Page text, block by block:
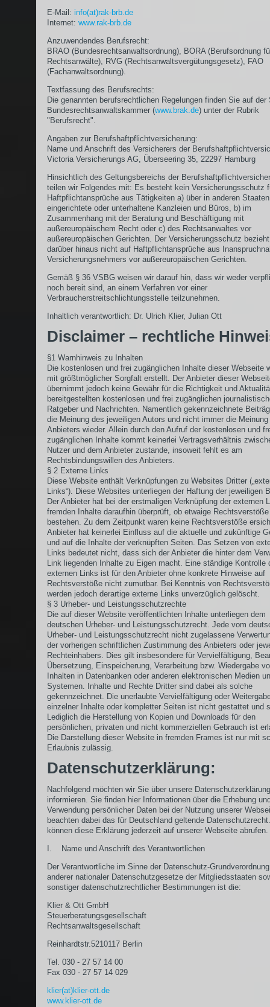
E-Mail: info(at)rak-brb.de
Internet: www.rak-brb.de
Anzuwendendes Berufsrecht:
BRAO (Bundesrechtsanwaltsordnung), BORA (Berufsordnung
Rechtsanwälte), RVG (Rechtsanwaltsvergütungsgesetz), FAO
(Fachanwaltsordnung).
Textfassung des Berufsrechts:
Die genannten berufsrechtlichen Regelungen finden Sie auf der
Bundesrechtsanwaltskammer (www.brak.de) unter der Rubrik
"Berufsrecht".
Angaben zur Berufshaftpflichtversicherung:
Name und Anschrift des Versicherers der
Victoria Versicherungs AG, Überseering 35, 22297 Hamburg
Hinsichtlich des Geltungsbereichs der
teilen wir Folgendes mit: Es besteht kein Versicherungsschutz
Haftpflichtansprüche aus Tätigkeiten a) über in anderen Staaten
eingerichtete oder unterhaltene Kanzleien und Büros, b) im
Zusammenhang mit der Beratung und Beschäftigung mit
außereuropäischem Recht oder c) des Rechtsanwaltes vor
außereuropäischen Gerichten. Der Versicherungsschutz
darüber hinaus nicht auf Haftpflichtansprüche aus
Versicherungsnehmers vor außereuropäischen Gerichten.
Gemäß § 36 VSBG weisen wir darauf hin, dass wir weder
noch bereit sind, an einem Verfahren vor einer
Verbraucherstreitschlichtungsstelle teilzunehmen.
Inhaltlich verantwortlich: Dr. Ulrich Klier, Julian Ott
Disclaimer – rechtliche
§1 Warnhinweis zu Inhalten
Die kostenlosen und frei zugänglichen Inhalte dieser Webseite
mit größtmöglicher Sorgfalt erstellt. Der Anbieter dieser
übernimmt jedoch keine Gewähr für die Richtigkeit und
bereitgestellten kostenlosen und frei zugänglichen
Ratgeber und Nachrichten. Namentlich gekennzeichnete
die Meinung des jeweiligen Autors und nicht immer die
Anbieters wieder. Allein durch den Aufruf der kostenlosen und
zugänglichen Inhalte kommt keinerlei Vertragsverhältnis
Nutzer und dem Anbieter zustande, insoweit fehlt es am
Rechtsbindungswillen des Anbieters.
§ 2 Externe Links
Diese Website enthält Verknüpfungen zu Websites Dritter
Links“). Diese Websites unterliegen der Haftung der jeweiligen
Der Anbieter hat bei der erstmaligen Verknüpfung der externen
fremden Inhalte daraufhin überprüft, ob etwaige Rechtsverstöße
bestehen. Zu dem Zeitpunkt waren keine Rechtsverstöße
Anbieter hat keinerlei Einfluss auf die aktuelle und zukünftige
und auf die Inhalte der verknüpften Seiten. Das Setzen von
Links bedeutet nicht, dass sich der Anbieter die hinter dem
Link liegenden Inhalte zu Eigen macht. Eine ständige Kontrolle
externen Links ist für den Anbieter ohne konkrete Hinweise auf
Rechtsverstöße nicht zumutbar. Bei Kenntnis von
werden jedoch derartige externe Links unverzüglich gelöscht.
§ 3 Urheber- und Leistungsschutzrechte
Die auf dieser Website veröffentlichten Inhalte unterliegen dem
deutschen Urheber- und Leistungsschutzrecht. Jede vom
Urheber- und Leistungsschutzrecht nicht zugelassene
der vorherigen schriftlichen Zustimmung des Anbieters oder
Rechteinhabers. Dies gilt insbesondere für Vervielfältigung,
Übersetzung, Einspeicherung, Verarbeitung bzw. Wiedergabe
Inhalten in Datenbanken oder anderen elektronischen Medien
Systemen. Inhalte und Rechte Dritter sind dabei als solche
gekennzeichnet. Die unerlaubte Vervielfältigung oder
einzelner Inhalte oder kompletter Seiten ist nicht gestattet und
Lediglich die Herstellung von Kopien und Downloads für den
persönlichen, privaten und nicht kommerziellen Gebrauch ist
Die Darstellung dieser Website in fremden Frames ist nur mit
Erlaubnis zulässig.
Datenschutzerklärung:
Nachfolgend möchten wir Sie über unsere Datenschutzerklärung
informieren. Sie finden hier Informationen über die Erhebung
Verwendung persönlicher Daten bei der Nutzung unserer
beachten dabei das für Deutschland geltende
können diese Erklärung jederzeit auf unserer Webseite abrufen.
I. Name und Anschrift des Verantwortlichen
Der Verantwortliche im Sinne der Datenschutz-
anderer nationaler Datenschutzgesetze der Mitgliedsstaaten
sonstiger datenschutzrechtlicher Bestimmungen ist die:
Klier & Ott GmbH
Steuerberatungsgesellschaft
Rechtsanwaltsgesellschaft
Reinhardtstr.5210117 Berlin
Tel. 030 - 27 57 14 00
Fax 030 - 27 57 14 029
klier(at)klier-ott.de
www.klier-ott.de